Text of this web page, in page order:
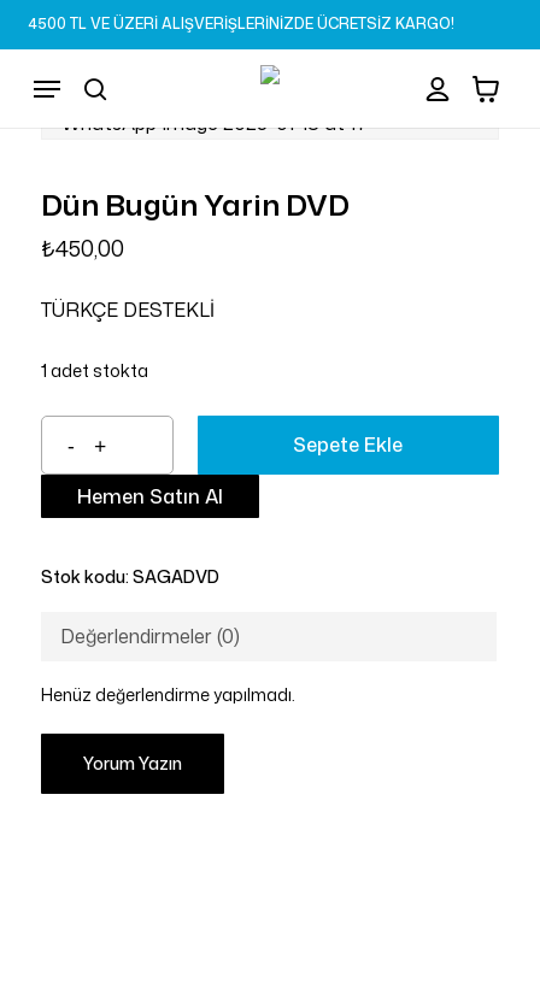
Skip
to
content
4500 TL VE ÜZERİ ALIŞVERİŞLERİNİZDE ÜCRETSİZ KARGO!
search
Menu Sepet Close
Cart
Dün Bugün Yarin DVD
₺450,00
TÜRKÇE DESTEKLİ
1 adet stokta
Sepete Ekle
Hemen Satın Al
Stok kodu: SAGADVD
Değerlendirmeler (0)
Henüz değerlendirme yapılmadı.
Yorum Yazın